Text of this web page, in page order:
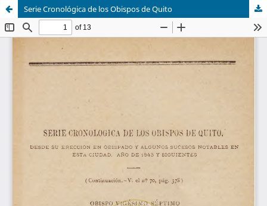
Serie Cronológica de los Obispos de Quito